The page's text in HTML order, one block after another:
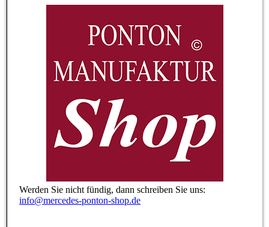
Werden Sie nicht fündig, dann schreiben Sie uns:
info@mercedes-ponton-shop.de